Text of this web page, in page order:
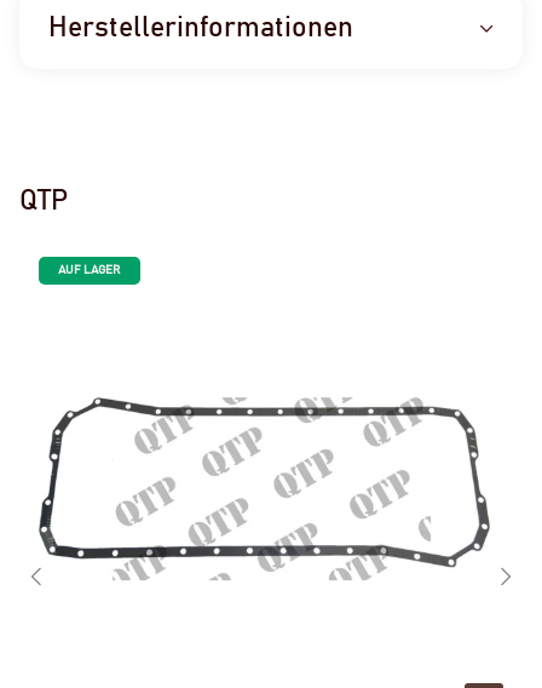
Herstellerinformationen
QTP
AUF LAGER